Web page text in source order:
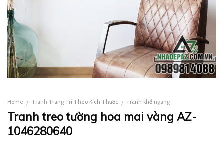
Home / Tranh Trang Trí Theo Kích Thước / Tranh khổ ngang
Tranh treo tường hoa mai vàng AZ-
1046280640